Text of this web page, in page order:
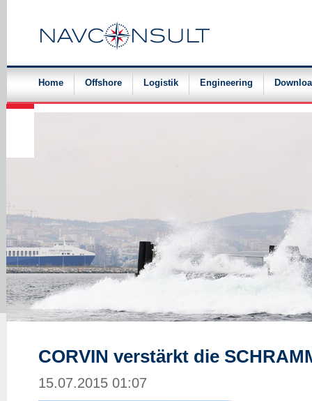
Navigation
überspringen
Home Offshore Logistik Engineering
CORVIN verstärkt die
15.07.2015 01:07